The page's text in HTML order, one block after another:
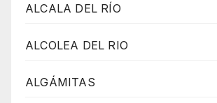
ALCALA DEL RÍO
ALCOLEA DEL RIO
ALGÁMITAS